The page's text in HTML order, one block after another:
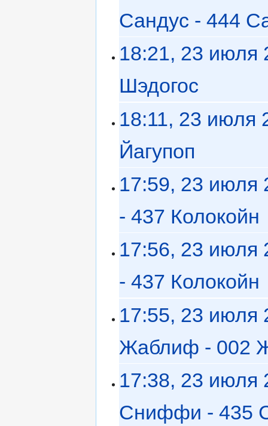
Сандус - 444
18:21, 23 июля
Шэдогос
18:11, 23 июля
Йагупоп
17:59, 23 июля
- 437 Колокойн
17:56, 23 июля
- 437 Колокойн
17:55, 23 июля
Жаблиф - 002
17:38, 23 июля
Сниффи - 435